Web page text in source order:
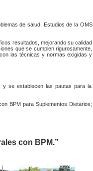
de salud. Estudios de la OMS
resultados, mejorando su calidad
que se cumplen rigurosamente,
las técnicas y normas exigidas y
y se establecen las pautas para la
BPM para Suplementos Dietarios;
con BPM.”